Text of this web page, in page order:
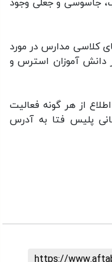
جاسوسی و جعلی وجود
کلاسی مدارس در مورد
دانش آموزان استرس و
از هر گونه فعالیت
پلیس‌ فتا به آدرس
https://